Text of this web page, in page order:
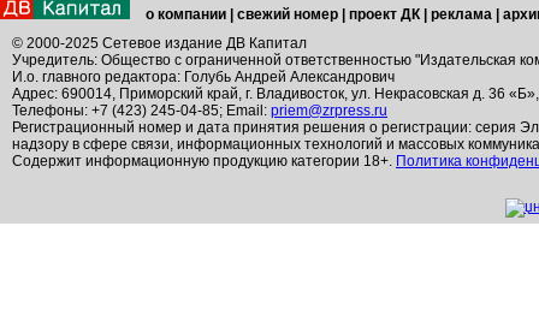
о компании свежий номер проект ДК реклама
© 2000-2025 Сетевое издание ДВ Капитал
Учредитель: Общество с ограниченной ответственностью "Издательская
И.о. главного редактора: Голубь Андрей Александрович
Адрес: 690014, Приморский край, г. Владивосток, ул. Некрасовская д. 36
Телефоны: +7 (423) 245-04-85; Email: priem@zrpress.ru
Регистрационный номер и дата принятия решения о регистрации: серия
надзору в сфере связи, информационных технологий и массовых
Содержит информационную продукцию категории 18+. Политика